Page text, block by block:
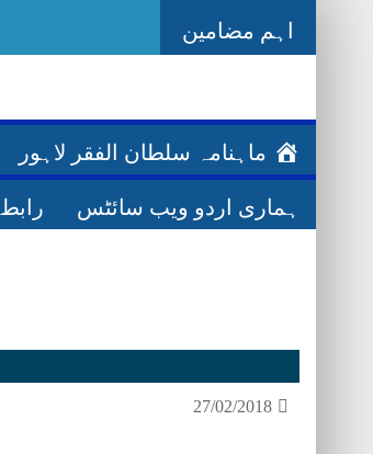
اہم مضامین
ماہنامہ سلطان الفقر لاہور
ہماری اردو ویب سائٹس رابطہ
27/02/2018